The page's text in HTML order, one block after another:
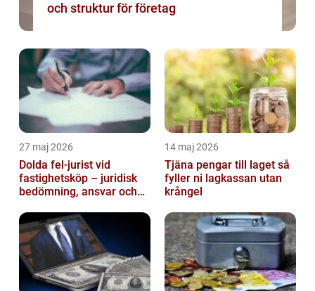
och struktur för företag
27 maj 2026
Dolda fel-jurist vid
fastighetsköp – juridisk
bedömning, ansvar och
tvister...
14 maj 2026
Tjäna pengar till laget så
fyller ni lagkassan utan
krångel